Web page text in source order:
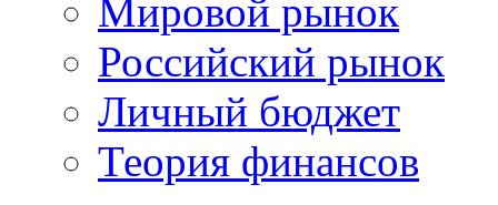
Мировой рынок
Российский рынок
Личный бюджет
Теория финансов